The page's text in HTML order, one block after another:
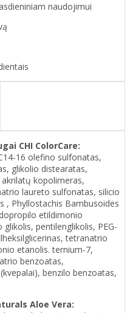
naudojimui
CHI ColorCare:
16 olefino sulfonatas,
glikolio distearatas,
kopolimeras,
laureto sulfonatas, silicio
, Phyllostachis Bambusoides
etildimonio
pentilenglikolis, PEG-
tetranatrio
etanolis. ternium-7,
benzoatas,
benzilo benzoatas,
Aloe Vera: